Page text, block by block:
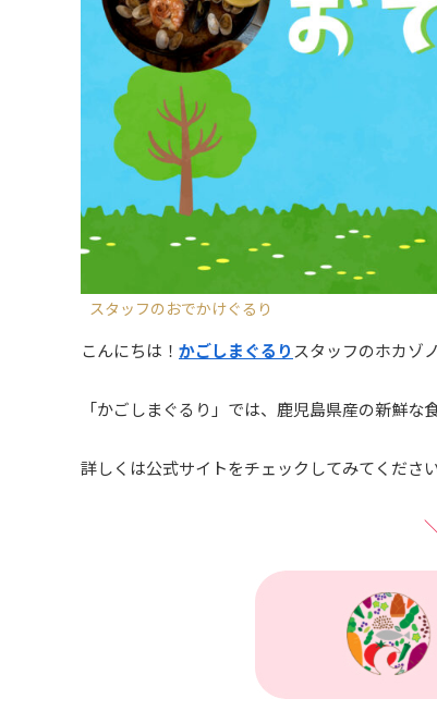
スタッフのおでかけぐるり
こんにちは！ かごしまぐるり スタッフのホカゾ
「かごしまぐるり」では、鹿児島県産の新鮮
詳しくは公式サイトをチェックしてみてください